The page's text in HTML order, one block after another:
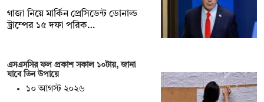
গাজা নিয়ে মার্কিন প্রেসিডেন্ট ডোনাল্ড
ট্রাম্পের ১৫ দফা পরিক…
এসএসসির ফল প্রকাশ সকাল ১০টায়, জানা
যাবে তিন উপায়ে
১০ আগস্ট ২০২৬